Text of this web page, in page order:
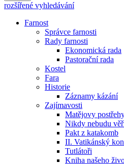
rozšířené vyhledávání
Farnost
Správce farnosti
Rady farnosti
Ekonomická rada
Pastorační rada
Kostel
Fara
Historie
Záznamy kázání
Zajímavosti
Matějovy
Nikdy nebudu
Pakt z katakomb
II. Vatikánský
Tutlátoři
Kniha našeho